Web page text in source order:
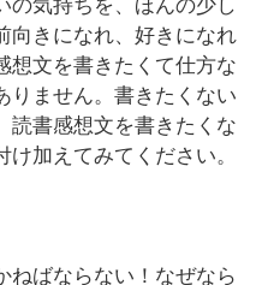
の気持ちを、ほんの少し
向きになれ、好きになれ
想文を書きたくて仕方な
りません。書きたくない
読書感想文を書きたくな
加えてみてください。
ねばならない！なぜなら